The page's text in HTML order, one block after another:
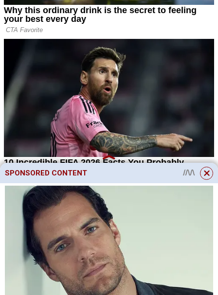
SPONSORED CONTENT